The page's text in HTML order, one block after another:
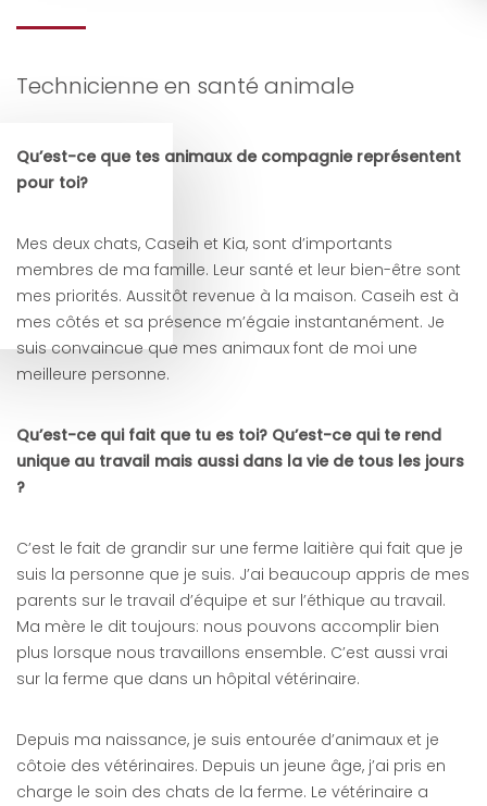
Technicienne en santé animale
Qu’est-ce que tes animaux de compagnie représentent
pour toi?
Mes deux chats, Caseih et Kia, sont d’importants
membres de ma famille. Leur santé et leur bien-être sont
mes priorités. Aussitôt revenue à la maison. Caseih est à
mes côtés et sa présence m’égaie instantanément. Je
suis convaincue que mes animaux font de moi une
meilleure personne.
Qu’est-ce qui fait que tu es toi? Qu’est-ce qui te rend
unique au travail mais aussi dans la vie de tous les jours
?
C’est le fait de grandir sur une ferme laitière qui fait que je
suis la personne que je suis. J’ai beaucoup appris de mes
parents sur le travail d’équipe et sur l’éthique au travail.
Ma mère le dit toujours: nous pouvons accomplir bien
plus lorsque nous travaillons ensemble. C’est aussi vrai
sur la ferme que dans un hôpital vétérinaire.
Depuis ma naissance, je suis entourée d’animaux et je
côtoie des vétérinaires. Depuis un jeune âge, j’ai pris en
charge le soin des chats de la ferme. Le vétérinaire a